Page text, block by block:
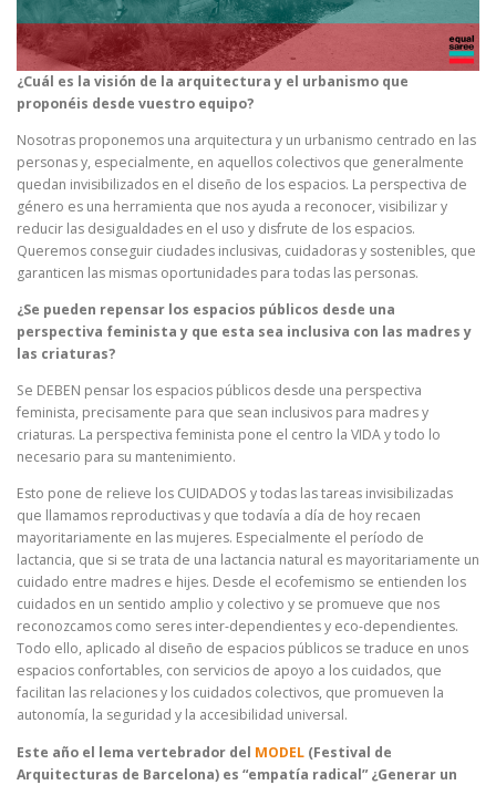
¿Cuál es la visión de la arquitectura y el urbanismo que
proponéis desde vuestro equipo?
Nosotras proponemos una arquitectura y un urbanismo centrado en las
personas y, especialmente, en aquellos colectivos que generalmente
quedan invisibilizados en el diseño de los espacios. La perspectiva de
género es una herramienta que nos ayuda a reconocer, visibilizar y
reducir las desigualdades en el uso y disfrute de los espacios.
Queremos conseguir ciudades inclusivas, cuidadoras y sostenibles, que
garanticen las mismas oportunidades para todas las personas.
¿Se pueden repensar los espacios públicos desde una
perspectiva feminista y que esta sea inclusiva con las madres y
las criaturas?
Se DEBEN pensar los espacios públicos desde una perspectiva
feminista, precisamente para que sean inclusivos para madres y
criaturas. La perspectiva feminista pone el centro la VIDA y todo lo
necesario para su mantenimiento.
Esto pone de relieve los CUIDADOS y todas las tareas invisibilizadas
que llamamos reproductivas y que todavía a día de hoy recaen
mayoritariamente en las mujeres. Especialmente el período de
lactancia, que si se trata de una lactancia natural es mayoritariamente un
cuidado entre madres e hijes. Desde el ecofemismo se entienden los
cuidados en un sentido amplio y colectivo y se promueve que nos
reconozcamos como seres inter-dependientes y eco-dependientes.
Todo ello, aplicado al diseño de espacios públicos se traduce en unos
espacios confortables, con servicios de apoyo a los cuidados, que
facilitan las relaciones y los cuidados colectivos, que promueven la
autonomía, la seguridad y la accesibilidad universal.
Este año el lema vertebrador del MODEL (Festival de
Arquitecturas de Barcelona) es “empatía radical” ¿Generar un